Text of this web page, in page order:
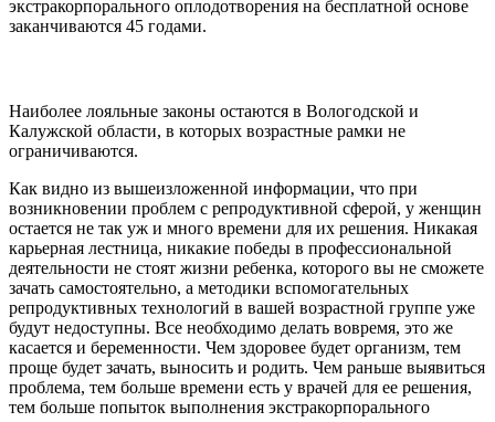
экстракорпорального оплодотворения на бесплатной основе
заканчиваются 45 годами.
Наиболее лояльные законы остаются в Вологодской и
Калужской области, в которых возрастные рамки не
ограничиваются.
Как видно из вышеизложенной информации, что при
возникновении проблем с репродуктивной сферой, у женщин
остается не так уж и много времени для их решения. Никакая
карьерная лестница, никакие победы в профессиональной
деятельности не стоят жизни ребенка, которого вы не сможете
зачать самостоятельно, а методики вспомогательных
репродуктивных технологий в вашей возрастной группе уже
будут недоступны. Все необходимо делать вовремя, это же
касается и беременности. Чем здоровее будет организм, тем
проще будет зачать, выносить и родить. Чем раньше выявиться
проблема, тем больше времени есть у врачей для ее решения,
тем больше попыток выполнения экстракорпорального